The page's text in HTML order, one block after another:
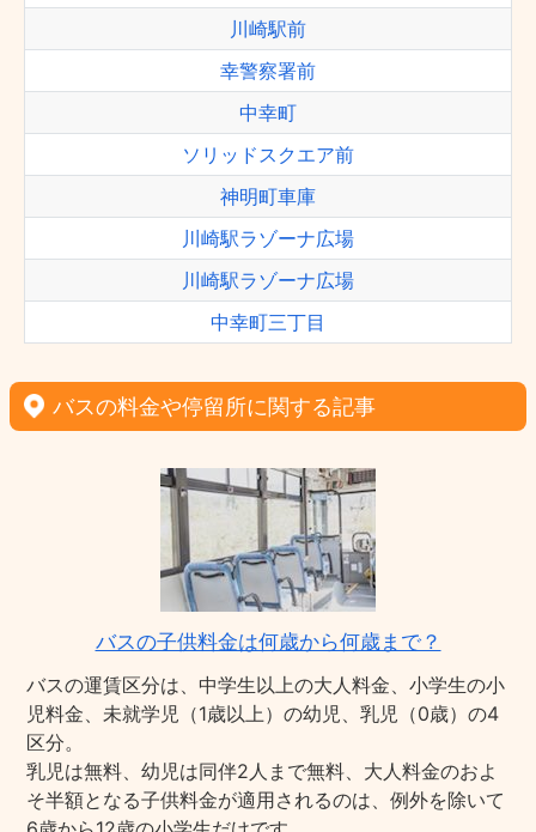
川崎駅前
幸警察署前
中幸町
ソリッドスクエア前
神明町車庫
川崎駅ラゾーナ広場
川崎駅ラゾーナ広場
中幸町三丁目
バスの料金や停留所に関する記事
バスの子供料金は何歳から何歳まで？
バスの運賃区分は、中学生以上の大人料金、小学生の小
児料金、未就学児（1歳以上）の幼児、乳児（0歳）の4
区分。
乳児は無料、幼児は同伴2人まで無料、大人料金のおよ
そ半額となる子供料金が適用されるのは、例外を除いて